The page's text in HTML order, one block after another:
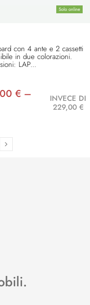
Solo online
con 4 ante e 2 cassetti
in due colorazioni.
LAP...
€ –
INVECE DI
229,00 €